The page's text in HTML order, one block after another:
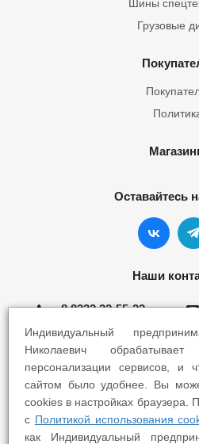
Шины
Грузовые
Оставайтесь
Наши
8 8332 22-55-22
Киров, ул.
Киров, ул.
Индивидуальный
Николаевич
персонализации сервисов, и
сайтом было удобнее. Вы
cookies в настройках браузера.
с Политикой использования
как Индивидуальный